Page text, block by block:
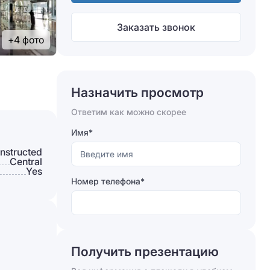
+4 фото
Заказать звонок
Сentral
Yes
Назначить просмотр
Ответим как можно скорее
Имя*
Номер телефона*
Получить презентацию